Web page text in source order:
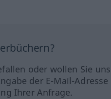
oder wollen Sie
der E-Mail-
Ihrer Anfrage.